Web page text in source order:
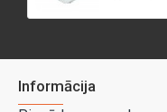
Informācija